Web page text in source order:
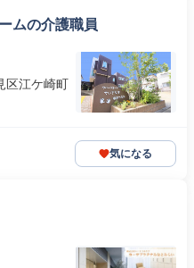
ムの介護職員
区江ケ崎町
気になる